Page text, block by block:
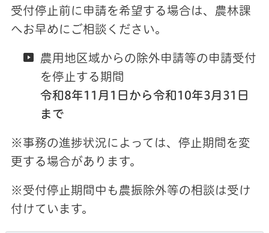
受付停止前に申請を希望する場合は、農林課
へお早めにご相談ください。
農用地区域からの除外申請等の申請受付
を停止する期間
令和8年11月1日から令和10年3月31日
まで
※事務の進捗状況によっては、停止期間を変
更する場合があります。
※受付停止期間中も農振除外等の相談は受け
付けています。